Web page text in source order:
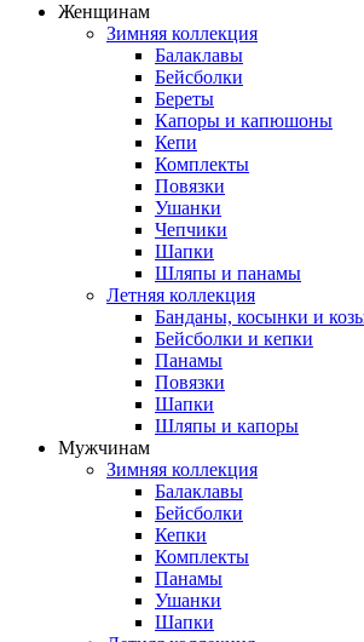
Женщинам
Зимняя коллекция
Балаклавы
Бейсболки
Береты
Капоры и капюшоны
Кепи
Комплекты
Повязки
Ушанки
Чепчики
Шапки
Шляпы и панамы
Летняя коллекция
Банданы, косынки и
Бейсболки и кепки
Панамы
Повязки
Шапки
Шляпы и капоры
Мужчинам
Зимняя коллекция
Балаклавы
Бейсболки
Кепки
Комплекты
Панамы
Ушанки
Шапки